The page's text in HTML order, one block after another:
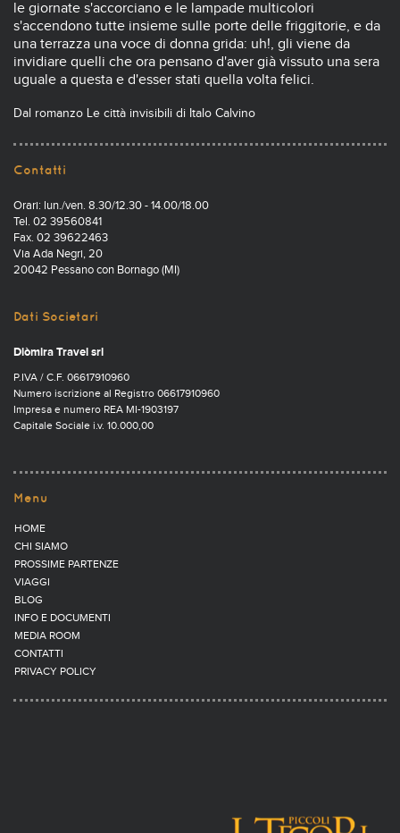
le giornate s'accorciano e le lampade multicolori
s'accendono tutte insieme sulle porte delle friggitorie, e da
una terrazza una voce di donna grida: uh!, gli viene da
invidiare quelli che ora pensano d'aver già vissuto una sera
uguale a questa e d'esser stati quella volta felici.
Dal romanzo Le città invisibili di Italo Calvino
Contatti
Orari: lun./ven. 8.30/12.30 - 14.00/18.00
Tel. 02 39560841
Fax. 02 39622463
Via Ada Negri, 20
20042 Pessano con Bornago (MI)
Dati Societari
Diòmira Travel srl
P.IVA / C.F. 06617910960
Numero iscrizione al Registro 06617910960
Impresa e numero REA MI-1903197
Capitale Sociale i.v. 10.000,00
Menu
HOME
CHI SIAMO
PROSSIME PARTENZE
VIAGGI
BLOG
INFO E DOCUMENTI
MEDIA ROOM
CONTATTI
PRIVACY POLICY